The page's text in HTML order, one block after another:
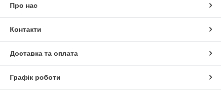
Про нас
Контакти
Доставка та оплата
Графік роботи